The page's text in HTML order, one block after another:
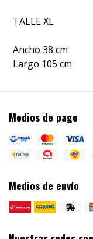
TALLE XL
Ancho 38 cm
Largo 105 cm
Medios de pago
Medios de envío